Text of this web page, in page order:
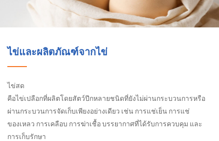
ไข่และผลิตภัณฑ์จากไข่
ไข่สด
คือไข่เปลือกที่ผลิตโดยสัตว์ปีกหลายชนิดที่ยังไม่ผ่านกระบวนการหรือ
ผ่านกระบวนการจัดเก็บเพียงอย่างเดียว เช่น การแช่เย็น การแช่
ของเหลว การเคลือบ การฆ่าเชื้อ บรรยากาศที่ได้รับการควบคุม และ
การเก็บรักษา